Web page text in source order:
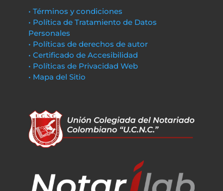
• Términos y condiciones
• Política de Tratamiento de Datos
Personales
• Políticas de derechos de autor
• Certificado de Accesibilidad
• Políticas de Privacidad Web
• Mapa del Sitio